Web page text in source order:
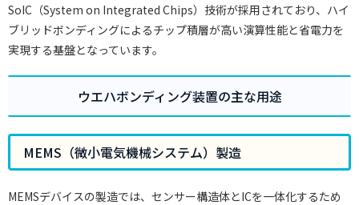
SoIC（System on Integrated Chips）技術が採用されており、ハイ
ブリッドボンディングによるチップ積層が高い演算性能と省電力を
実現する基盤となっています。
ウエハボンディング装置の主な用途
MEMS（微小電気機械システム）製造
MEMSデバイスの製造では、センサー構造体とICを一体化するため